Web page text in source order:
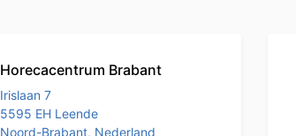
Horecacentrum Brabant
Irislaan 7
5595 EH Leende
Noord-Brabant, Nederland